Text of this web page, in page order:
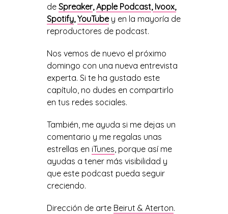
de Spreaker, Apple Podcast,Ivoox,
Spotify, YouTubey en la mayoría de
reproductores de podcast.
Nos vemos de nuevo el próximo
domingo con una nueva entrevista
experta. Si te ha gustado este
capítulo, no dudes en compartirlo
en tus redes sociales.
También, me ayuda si me dejas un
comentario y me regalas unas
estrellas en iTunes , porque así me
ayudas a tener más visibilidad y
que este podcast pueda seguir
creciendo.
Dirección de arte Beirut & Aterton.